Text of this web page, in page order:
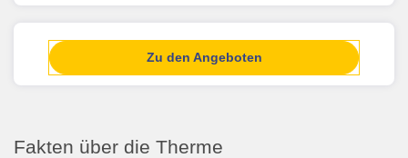
Zu den Angeboten
Fakten über die Therme